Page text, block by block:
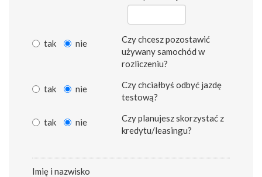
tak nie
Czy chcesz pozostawić
używany samochód w
rozliczeniu?
tak nie
Czy chciałbyś odbyć jazdę
testową?
tak nie
Czy planujesz skorzystać z
kredytu/leasingu?
Imię i nazwisko